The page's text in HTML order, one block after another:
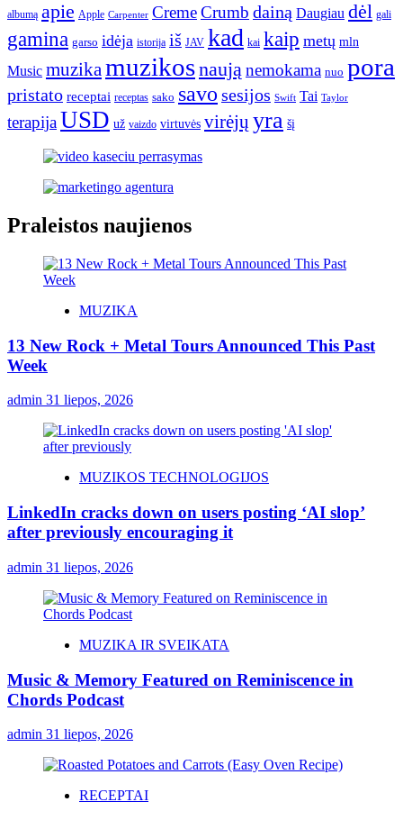
albumą apie Apple Carpenter CremeCrumb dainą Daugiau dėl gali
gamina garso idėja istorija iš JAV kad kai kaip metų mln
Music muzikamuzikosnaująnemokama nuo pora
pristato receptai receptas sako savo sesijos Swift Tai Taylor
terapijaUSD už vaizdo virtuvės virėjų yra šį
Praleistos naujienos
MUZIKA
13 New Rock + Metal Tours Announced This Past
Week
admin 31 liepos, 2026
MUZIKOS TECHNOLOGIJOS
LinkedIn cracks down on users posting ‘AI slop’
after previously encouraging it
admin 31 liepos, 2026
MUZIKA IR SVEIKATA
Music & Memory Featured on Reminiscence in
Chords Podcast
admin 31 liepos, 2026
RECEPTAI